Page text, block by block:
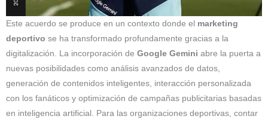
Este acuerdo se produce en un contexto donde el marketing
deportivo se ha transformado profundamente gracias a la
digitalización. La incorporación de Google Gemini abre la puerta a
nuevas posibilidades como análisis avanzados de datos,
generación de contenidos inteligentes, interacción personalizada
con los fanáticos y optimización de campañas publicitarias basadas
en inteligencia artificial. Para las organizaciones deportivas, contar